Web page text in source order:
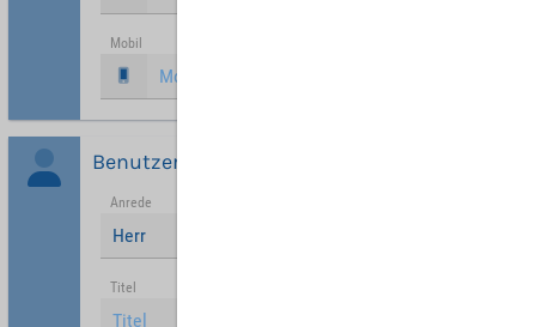
Mobil
Benutzer
Anrede
Herr
Titel